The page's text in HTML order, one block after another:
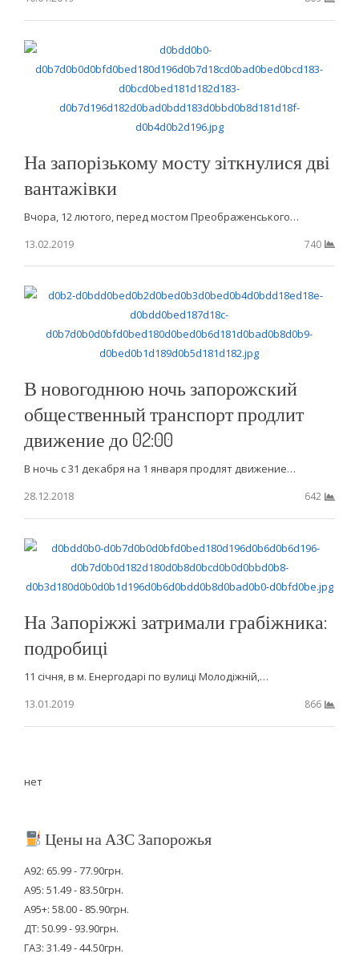
На запорізькому мосту зіткнулися дві
вантажівки
Вчора, 12 лютого, перед мостом Преображенського…
13.02.2019
740
В новогоднюю ночь запорожский
общественный транспорт продлит
движение до 02:00
В ночь с 31 декабря на 1 января продлят движение…
28.12.2018
642
На Запоріжжі затримали грабіжника:
подробиці
11 січня, в м. Енергодарі по вулиці Молодіжній,…
13.01.2019
866
нет
Цены на АЗС Запорожья
А92: 65.99 - 77.90грн.
А95: 51.49 - 83.50грн.
А95+: 58.00 - 85.90грн.
ДТ: 50.99 - 93.90грн.
ГАЗ: 31.49 - 44.50грн.